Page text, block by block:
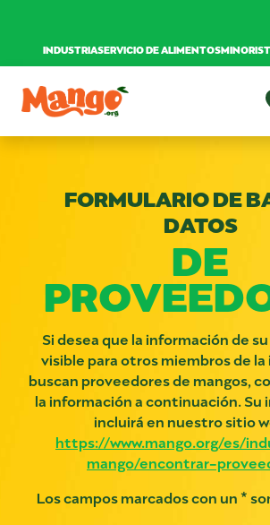
INDUSTRIASERVICIO DE ALIMENTOS
Navegación principal
RECETAS
FORMULARIO DE
DATOS
DE
Si desea que la información de
visible para otros miembros de
buscan proveedores de mangos,
la información a continuación. Su
incluirá en nuestro sitio
https://www.mango.org/es/
mango/encontrar-
Los campos marcados con un *